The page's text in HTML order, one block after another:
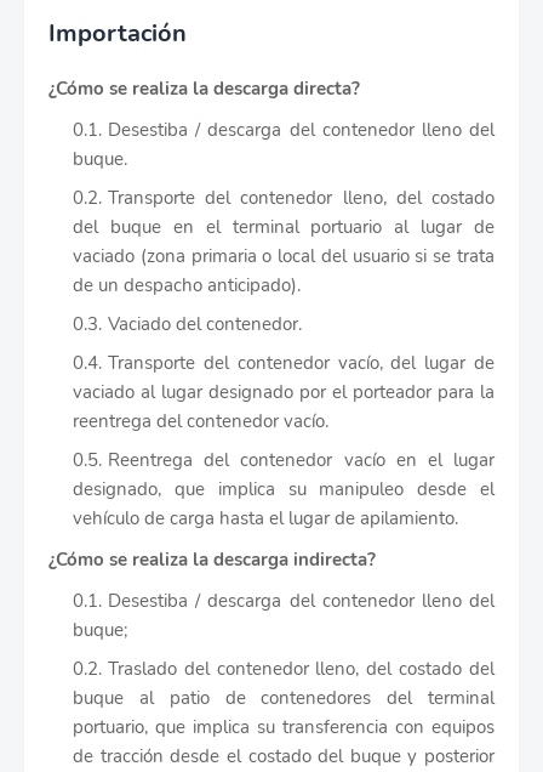
Importación
¿Cómo se realiza la descarga directa?
Desestiba / descarga del contenedor lleno del
buque.
Transporte del contenedor lleno, del costado
del buque en el terminal portuario al lugar de
vaciado (zona primaria o local del usuario si se trata
de un despacho anticipado).
Vaciado del contenedor.
Transporte del contenedor vacío, del lugar de
vaciado al lugar designado por el porteador para la
reentrega del contenedor vacío.
Reentrega del contenedor vacío en el lugar
designado, que implica su manipuleo desde el
vehículo de carga hasta el lugar de apilamiento.
¿Cómo se realiza la descarga indirecta?
Desestiba / descarga del contenedor lleno del
buque;
Traslado del contenedor lleno, del costado del
buque al patio de contenedores del terminal
portuario, que implica su transferencia con equipos
de tracción desde el costado del buque y posterior